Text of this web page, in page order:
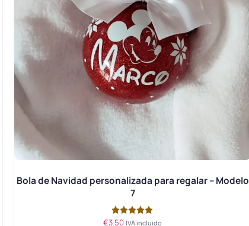
Bola de Navidad personalizada para regalar – Modelo
7
Valorado
€3.50 IVA incluido